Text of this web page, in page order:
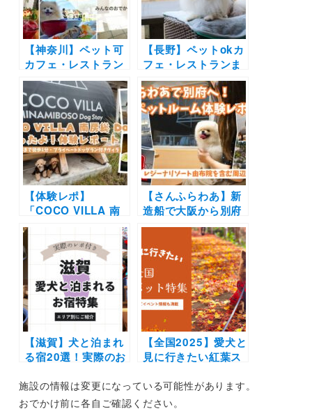
【神奈川】ペット可
カフェ・レストラン
30選 | 愛犬と一緒に
中華街の食べ放題や
アフタヌーンティー
を楽しもう♪
【長野】ペットokカ
フェ・レストランま
とめ30選！| 自然豊
かな景色に包まれて
お蕎麦やピザを愛犬
と楽しもう♪
【体験レポ】
「COCO VILLA 南
房総 Dog Stay」に
泊まったよ！ 無人チ
ェックイン＆完全プ
ライベート空間での
んびり贅沢な旅を満
喫
【さんふらわあ】新
造船で大阪から別府
へ！ウィズペットル
ーム体験レポート |
レジーナリゾート由
布院に泊まるモデル
コース
【滋賀】犬と泊まれ
る宿20選！実際のお
ミ付き | 人気の温泉
宿からホテル・コテ
【全国2025】愛犬と
見に行きたい紅葉ス
アップなどのイベン
ト情報も | ドッグラ
施設の情報は変更になっている可能性があります。
おでかけ前に各自ご確認ください。